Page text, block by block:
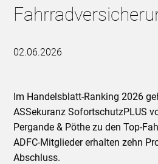
02.06.2026
Im Handelsblatt-Ranking 2026
ASSekuranz SofortschutzPLUS
Pergande & Pöthe zu den Top-
ADFC-Mitglieder erhalten zehn
Abschluss.